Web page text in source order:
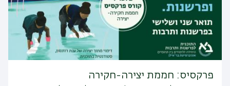
פרקסיס: חממת יצירה-חקירה